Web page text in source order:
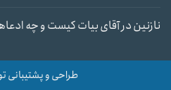
نازنیندرآقای بیات کیست و چه
طراحی و پشتیبانی